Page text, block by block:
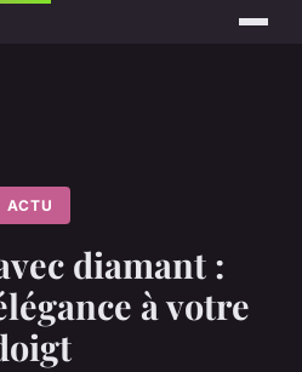
ACTU
diamant :
à votre